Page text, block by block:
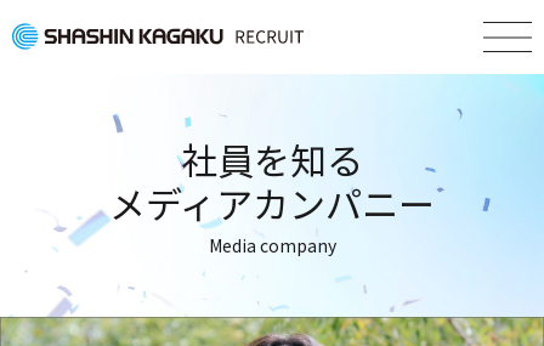
社員を知る
メディアカンパニー
Media company